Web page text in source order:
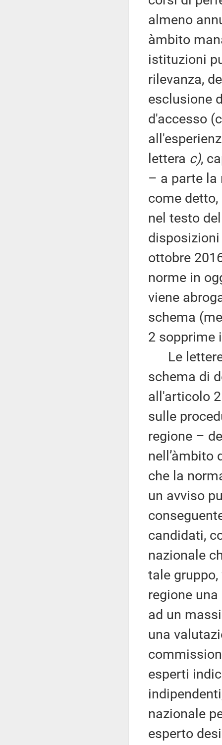
almeno
àmbito
istituzioni
rilevanza,
esclusione
d'accesso
lettera c),
– a parte la
come
nel testo
ottobre
norme in
viene
schema
2 sopprime
Le
schema di
all'articolo
sulle
regione –
nell’àmbito
che la
un avviso
candidati,
nazionale
tale
regione
ad un
una
esperti
nazionale
esperto